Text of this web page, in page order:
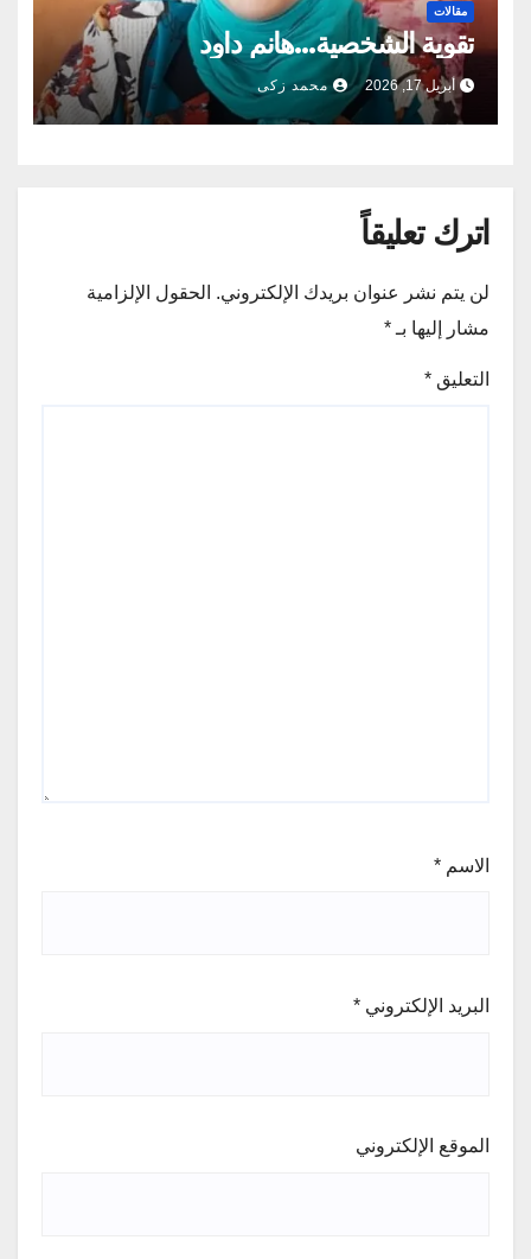
مقالات
تقوية الشخصية…هانم داود
أبريل 17, 2026 محمد زكى
اترك تعليقاً
لن يتم نشر عنوان بريدك الإلكتروني. الحقول الإلزامية
مشار إليها بـ *
التعليق *
الاسم *
البريد الإلكتروني *
الموقع الإلكتروني